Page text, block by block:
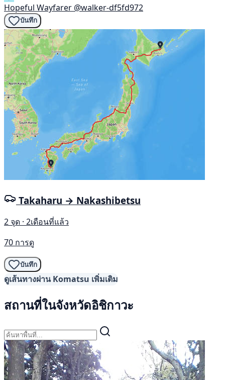
Hopeful Wayfarer @walker-df5fd972
บันทึก
Takaharu → Nakashibetsu
2 จุด · 2เดือนที่แล้ว
70 การดู
บันทึก
ดูเส้นทางผ่าน Komatsu เพิ่มเติม
สถานที่ในจังหวัดอิชิกาวะ